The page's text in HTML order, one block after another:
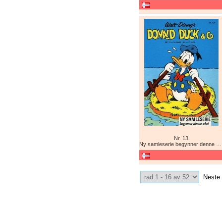
Nr. 13
Ny samleserie begynner denne uke!
Select Pagination
Neste